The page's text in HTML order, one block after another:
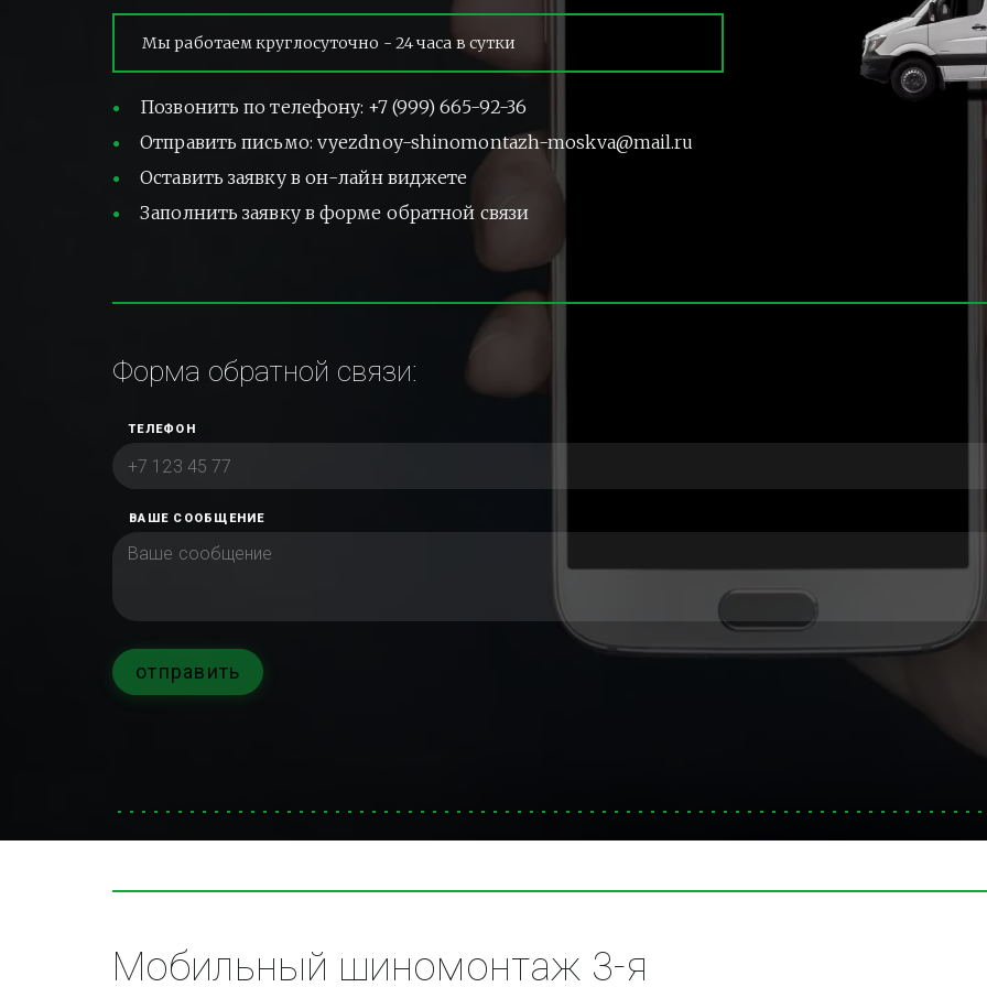
Мы работаем круглосуточно - 24 часа в сутки
Позвонить по телефону: +7 (999) 665-92-36
Отправить письмо: vyezdnoy-shinomontazh-moskva@mail.ru
Оставить заявку в он-лайн виджете
Заполнить заявку в форме обратной связи
Форма обратной связи:
ТЕЛЕФОН
ВАШЕ СООБЩЕНИЕ
отправить
Мобильный шиномонтаж 3-я